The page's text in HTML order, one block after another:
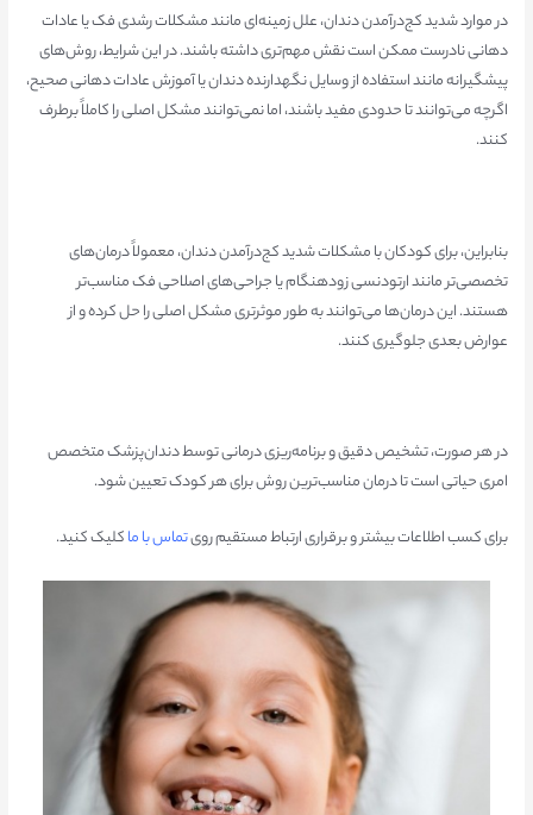
در موارد شدید کج‌درآمدن دندان، علل زمینه‌ای مانند مشکلات رشدی فک یا عادات
دهانی نادرست ممکن است نقش مهم‌تری داشته باشند. در این شرایط، روش‌های
پیشگیرانه مانند استفاده از وسایل نگهدارنده دندان یا آموزش عادات دهانی صحیح،
اگرچه می‌توانند تا حدودی مفید باشند، اما نمی‌توانند مشکل اصلی را کاملاً برطرف
کنند.
بنابراین، برای کودکان با مشکلات شدید کج‌درآمدن دندان، معمولاً درمان‌های
تخصصی‌تر مانند ارتودنسی زودهنگام یا جراحی‌های اصلاحی فک مناسب‌تر
هستند. این درمان‌ها می‌توانند به طور موثرتری مشکل اصلی را حل کرده و از
عوارض بعدی جلوگیری کنند.
در هر صورت، تشخیص دقیق و برنامه‌ریزی درمانی توسط دندان‌پزشک متخصص
امری حیاتی است تا درمان مناسب‌ترین روش برای هر کودک تعیین شود.
برای کسب اطلاعات بیشتر و برقراری ارتباط مستقیم رویتماس با ما کلیک کنید.